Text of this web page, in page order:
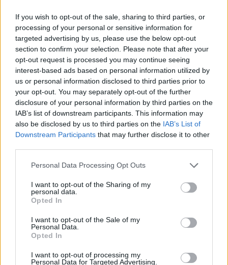
If you wish to opt-out of the sale, sharing to third parties, or
processing of your personal or sensitive information for
targeted advertising by us, please use the below opt-out
section to confirm your selection. Please note that after your
opt-out request is processed you may continue seeing
interest-based ads based on personal information utilized by
us or personal information disclosed to third parties prior to
your opt-out. You may separately opt-out of the further
disclosure of your personal information by third parties on the
IAB’s list of downstream participants. This information may
also be disclosed by us to third parties on the IAB’s List of
Downstream Participants that may further disclose it to other
Personal Data Processing Opt Outs
I want to opt-out of the Sharing of my
personal data.
Opted In
I want to opt-out of the Sale of my
Personal Data.
Opted In
I want to opt-out of processing my
Personal Data for Targeted Advertising.
seri speciale prej 99 makinash
Esim for Global
Esim for USA | Esim for Italy Esim for Spain|Esim